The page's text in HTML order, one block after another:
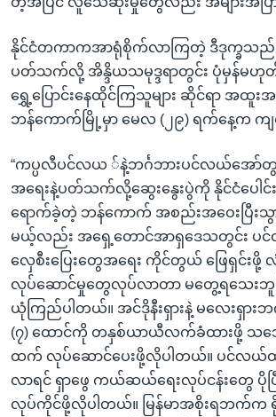
နိုင်ငံတကာကအာရုံစိုက်လာကြတဲ့ ဒီဒုက္ခသည်မ
ပတ်သက်လို့ အိန္ဒိယသမုဒ္ဒရာတွင်း ပုံမှန်မဟု
ရွှေ့ပြောင်းနေထိုင်ကြသူများ ဆိုင်ရာ အထူ
ဘန်ကောက်မြို့မှာ မေလ (၂၉) ရက်နေ့က ကျ
“ကပ္ပလီပင်လယ ်နဲ့ဘင်္ဂဘားပင်လယ်အော်တွင်
အရေးနဲ့ပတ်သက်လို့ဆွေးနွေးပွဲကို နိုင်ငံပေါင်
ရောက်ခဲ့တဲ့ ဘန်ကောက် အစည်းအဝေးပြီး
မယ့်လည်း အရှေ့တောင်အာရှဒေသတွင်း ပင်
လှေစီးပြေးတွေအရေး ကိုင်တွယ် ဖြေရှင်း
လုပ်ဆောင်မှုတွေလုပ်လာတာ မတွေ့ရသေး
ယုံကြည်ပါတယ်။ အင်ဒိုနီးရှားနဲ့ မလေးရှား
(၇) ထောင်ကို တနှစ်ယာယီလက်ခံထားဖို့ သ
ထက် လုပ်ဆောင်ပေးဖို့လိုပါတယ်။ ပင်လ
လာရင် ရှာဖွေ ကယ်ဆယ်ရေးလုပ်ငန်းတွေ ပိုပြီး
လုပ်ကိုင်ဖို့လိုပါတယ်။ မြန်မာအစိုးရဘက်က